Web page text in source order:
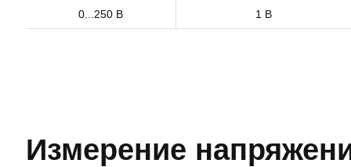
0...250 В 1 В
Измерение